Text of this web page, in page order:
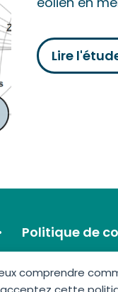
comprendre
Lire
Politique de